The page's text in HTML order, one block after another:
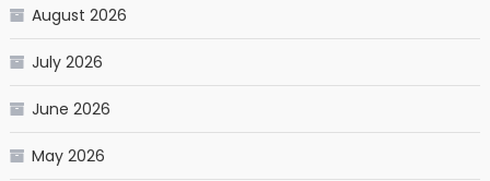
August 2026
July 2026
June 2026
May 2026